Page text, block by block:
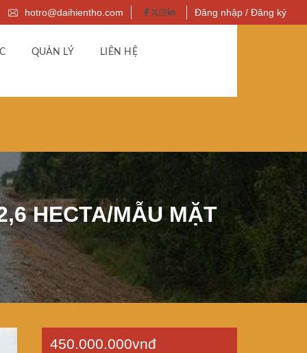
hotro@daihientho.com Đăng nhập / Đăng ký
QUẢN LÝ LIÊN HỆ
HECTA/MẪU MẶT
450.000.000vnđ